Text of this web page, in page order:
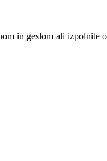
in geslom ali izpolnite